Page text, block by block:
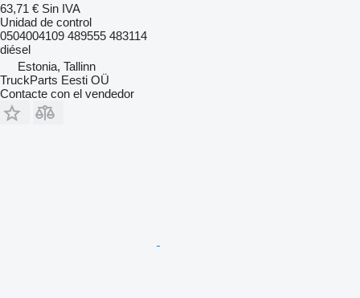
63,71 € Sin IVA
Unidad de control
0504004109 489555 483114
diésel
Estonia, Tallinn
TruckParts Eesti OÜ
Contacte con el vendedor